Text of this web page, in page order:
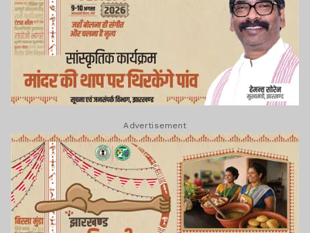
Advertisement